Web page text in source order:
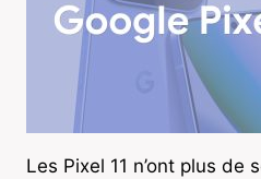
Les Pixel 11 n’ont plus de